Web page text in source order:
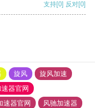
支持[0] 反对[0]
旋风
旋风加速
器官网
速器官网
风驰加速器